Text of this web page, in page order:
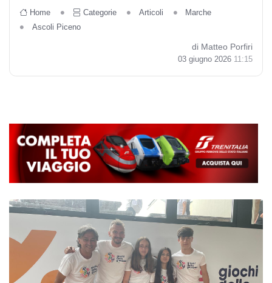
Home Categorie Articoli
Marche
Ascoli Piceno
di Matteo Porfiri
03 giugno 2026 11:15